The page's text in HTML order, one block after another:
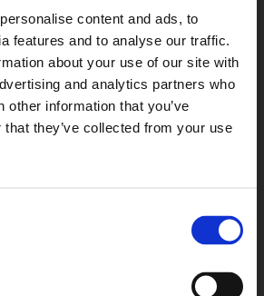
content and ads, to
features and to analyse our traffic.
about your use of our site with
and analytics partners who
other information that you’ve
they’ve collected from your use
przewody
Wybierz: